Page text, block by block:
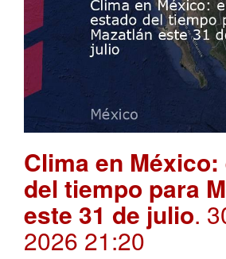
Clima en
del tiempo para
este 31 de julio.
2026 21:20